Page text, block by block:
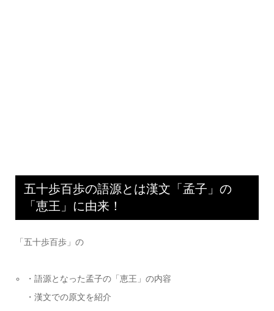
五十歩百歩の語源とは漢文「孟子」の
「恵王」に由来！
「五十歩百歩」の
・語源となった孟子の「恵王」の内容
・漢文での原文を紹介